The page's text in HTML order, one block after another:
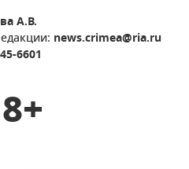
А.В.
news.crimea@ria.ru
6601